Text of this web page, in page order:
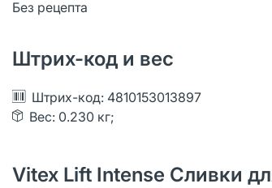
Без рецепта
Штрих-код и вес
Штрих-код: 4810153013897
Вес: 0.230 кг;
Vitex Lift Intense Сливки